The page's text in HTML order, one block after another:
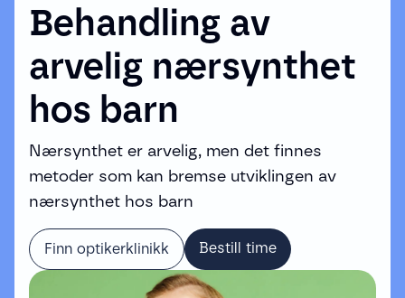
Behandling av
arvelig nærsynthet
hos barn
Nærsynthet er arvelig, men det finnes
metoder som kan bremse utviklingen av
nærsynthet hos barn
Finn optikerklinikk Bestill time